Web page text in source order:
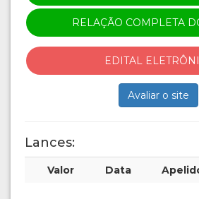
RELAÇÃO COMPLETA
EDITAL
Avaliar o site
Lances:
Valor Data